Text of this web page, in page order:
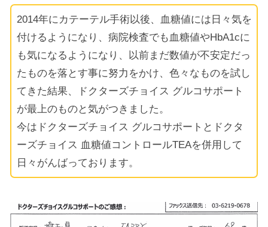
2014年にカテーテル手術以後、血糖値には日々気を
付けるようになり、病院検査でも血糖値やHbA1cに
も気になるようになり、以前まだ数値が不安定だっ
たものを落とす事に努力をかけ、色々なものを試し
てきた結果、ドクターズチョイス グルコサポート
が最上のものと気がつきました。
今はドクターズチョイス グルコサポートとドクタ
ーズチョイス 血糖値コントロールTEAを併用して
日々がんばっております。